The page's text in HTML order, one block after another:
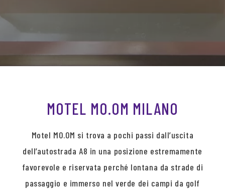
MOTEL MO.OM MILANO
Motel MO.OM si trova a pochi passi dall’uscita
dell’autostrada A8 in una posizione estremamente
favorevole e riservata perché lontana da strade di
passaggio e immerso nel verde dei campi da golf